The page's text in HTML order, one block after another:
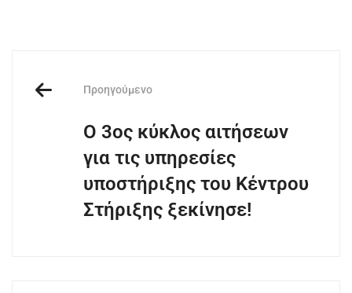
Προηγούμενο
Ο 3ος κύκλος αιτήσεων
για τις υπηρεσίες
υποστήριξης του Κέντρου
Στήριξης ξεκίνησε!